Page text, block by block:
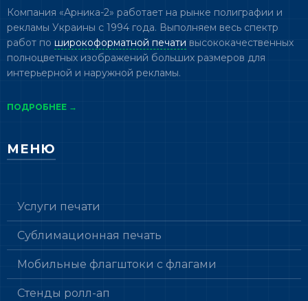
Компания «Арника-2» работает на рынке полиграфии и
рекламы Украины с 1994 года. Выполняем весь спектр
работ по широкоформатной печати высококачественных
полноцветных изображений больших размеров для
интерьерной и наружной рекламы.
ПОДРОБНЕЕ →
МЕНЮ
Услуги печати
Сублимационная печать
Мобильные флагштоки с флагами
Стенды ролл-ап